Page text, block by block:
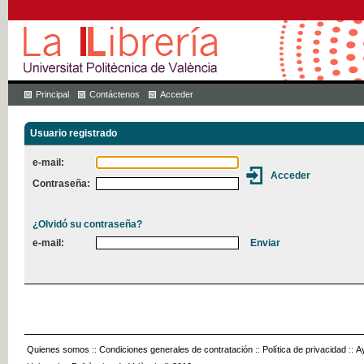
Principal Contáctenos Acceder
Usuario registrado
e-mail:
Contraseña:
¿Olvidó su contraseña?
e-mail:
Quienes somos :: Condiciones generales de contratación :: Política de privacidad ::